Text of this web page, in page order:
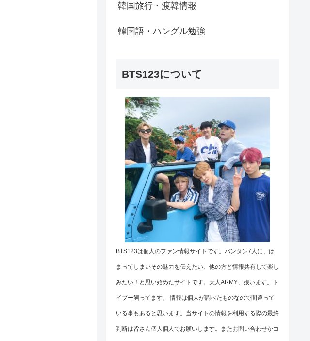
韓国旅行・渡韓情報
韓国語・ハングル勉強
BTS123について
BTS123は個人のファン情報サイトです。バンタン7人に、は
まってしまいその魅力を伝えたい、他の方と情報共有して楽し
みたい！と思い始めたサイトです。大人ARMY、娘います。ト
イプー飼ってます。 情報は個人が調べたものなので間違って
いる事もあると思います。当サイトの情報を利用する際の最終
判断は皆さん個人個人でお願いします。またお問い合わせかコ